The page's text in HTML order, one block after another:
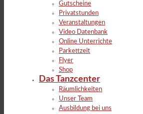
Gutscheine
Privatstunden
Veranstaltungen
Video Datenbank
Online Unterrichte
Parkettzeit
Flyer
Shop
Das Tanzcenter
Räumlichkeiten
Unser Team
Ausbildung bei uns